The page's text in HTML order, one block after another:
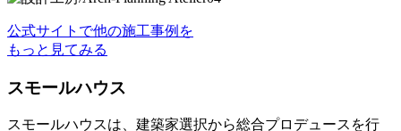
公式サイトで他の施工事例を
もっと見てみる
スモールハウス
スモールハウスは、建築家選択から総合プロデュースを行